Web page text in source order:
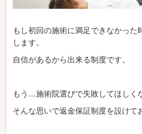
もし初回の施術に満足できなかった
します。
自信があるから出来る制度です。
もう…施術院選びで失敗してほしく
そんな思いで返金保証制度を設けて